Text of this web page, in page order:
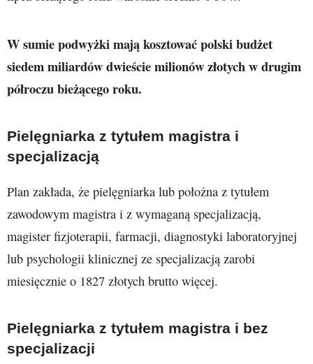
W sumie podwyżki mają kosztować polski budżet
siedem miliardów dwieście milionów złotych w drugim
półroczu bieżącego roku.
Pielęgniarka z tytułem magistra i
specjalizacją
Plan zakłada, że pielęgniarka lub położna z tytułem
zawodowym magistra i z wymaganą specjalizacją,
magister fizjoterapii, farmacji, diagnostyki laboratoryjnej
lub psychologii klinicznej ze specjalizacją zarobi
miesięcznie o 1827 złotych brutto więcej.
Pielęgniarka z tytułem magistra i bez
specjalizacji